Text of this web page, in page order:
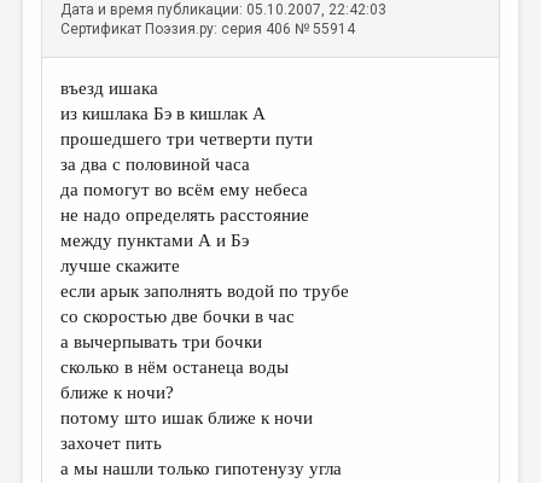
ЛИТСАЛОН
ПРАВИЛА САЙТА
ОТДЕЛЫ И РУБРИКИ
ИЗБРАННОЕ
ДАЙДЖЕСТ
ПРОИЗВЕДЕНИЯ
ПЕРЕВОДЫ
КОНКУРСЫ
ДЕТСКАЯ КОМНАТА
КНИЖНАЯ ПОЛКА
Дата и время публикации: 05.10.2007, 22:42:03
Сертификат Поэзия.ру: серия 406 № 55914
въезд ишака
из кишлака Бэ в кишлак А
прошедшего три четверти пути
за два с половиной часа
да помогут во всём ему небеса
не надо определять расстояние
между пунктами А и Бэ
лучше скажите
если арык заполнять водой по трубе
со скоростью две бочки в час
а вычерпывать три бочки
сколько в нём останеца воды
ближе к ночи?
потому што ишак ближе к ночи
захочет пить
а мы нашли только гипотенузу угла